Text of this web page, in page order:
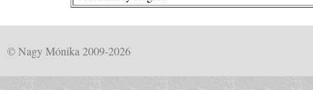
© Nagy Mónika 2009-2026